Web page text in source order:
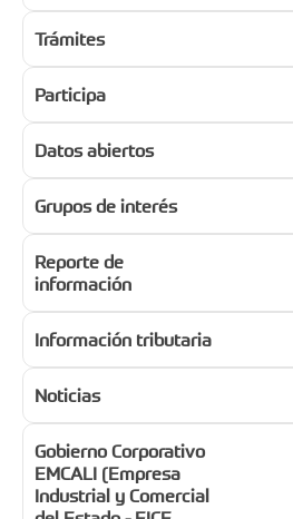
Trámites
Participa
Datos abiertos
Grupos de interés
Reporte de
información
Información tributaria
Noticias
Gobierno Corporativo
EMCALI (Empresa
Industrial y Comercial